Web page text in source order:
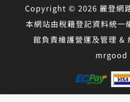
Copyright © 2026 麗登網
本網站由稅籍登記資料統
館負責維護營運及管理 &
mrgood